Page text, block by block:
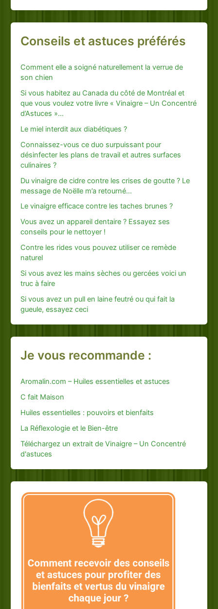
Conseils et astuces préférés
Comment elle a soigné naturellement la verrue de
son chien
Si vous habitez au Canada du côté de Montréal et
que vous voulez votre livre « Vinaigre – Un Concentré
d’Astuces »…
Le miel interdit aux diabétiques ?
Connaissez-vous ce duo surpuissant pour
désinfecter les plans de travail et autres surfaces
culinaires ?
Du vinaigre de cidre contre les crises de goutte ? Le
message de Noëlle m’a retourné…
Le vinaigre efficace contre les taches brunes ?
Vous avez un appareil dentaire ? Essayez ses
conseils pour le nettoyer !
Contre les rides vous pouvez utiliser ce remède
naturel
Si vous avez les mains sèches ou gercées voici un
truc à faire
Si vous avez un pull en laine feutré ou qui fait la
gueule, essayez ceci
Je vous recommande :
Aromalin.com – Huiles essentielles et astuces
C fait Maison
Huiles essentielles : pouvoirs et bienfaits
La Réflexologie et le Bien-être
Téléchargez un extrait de Vinaigre – Un Concentré
d'astuces